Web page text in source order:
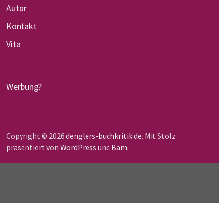
Autor
Kontakt
Vita
Werbung?
Copyright © 2026 denglers-buchkritik.de. Mit Stolz
präsentiert von WordPress und Bam.